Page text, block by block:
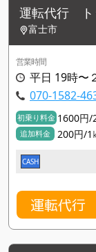
運転代行 ト
富士市
営業時間
平日 19時〜
070-1582-
初乗り料金 1600円/
追加料金 200円/1
CASH
運転代行